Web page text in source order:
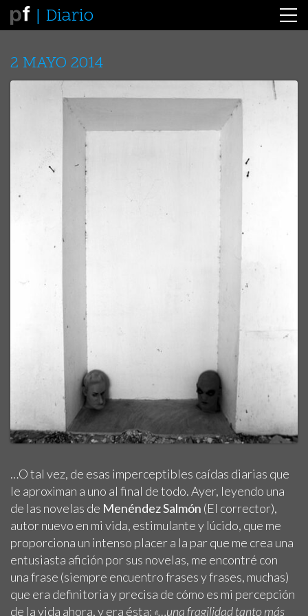
Diario
2 MAYO 2014
…O tal vez, de esas imperceptibles caídas diarias que
le aproximan a uno al final de todo. Ayer, leyendo una
de las novelas de Menéndez Salmón (El corrector),
autor nuevo en mi vida, estimulante y lúcido, que me
proporciona un intenso placer a la par que me crea una
entusiasta afición por sus novelas, me encontré con
una frase (siempre encuentro frases y frases, muchas)
que era definitoria y precisa de cómo es mi percepción
de la vida ahora, y era ésta: «…una fragilidad tanto más